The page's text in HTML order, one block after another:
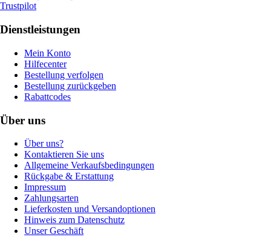
Trustpilot
Dienstleistungen
Mein Konto
Hilfecenter
Bestellung verfolgen
Bestellung zurückgeben
Rabattcodes
Über uns
Über uns?
Kontaktieren Sie uns
Allgemeine Verkaufsbedingungen
Rückgabe & Erstattung
Impressum
Zahlungsarten
Lieferkosten und Versandoptionen
Hinweis zum Datenschutz
Unser Geschäft